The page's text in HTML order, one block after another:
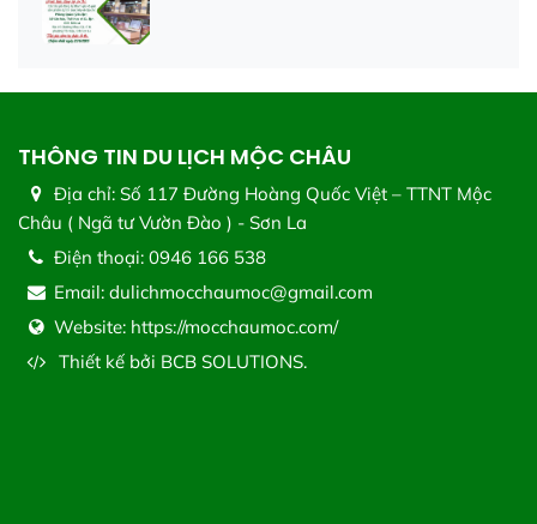
THÔNG TIN DU LỊCH MỘC CHÂU
Địa chỉ: Số 117 Đường Hoàng Quốc Việt – TTNT Mộc
Châu ( Ngã tư Vườn Đào ) - Sơn La
Điện thoại: 0946 166 538
Email: dulichmocchaumoc@gmail.com
Website: https://mocchaumoc.com/
Thiết kế bởi BCB SOLUTIONS.